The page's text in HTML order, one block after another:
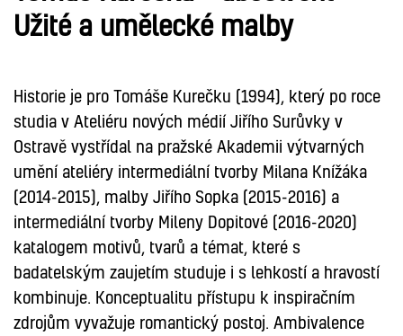
Užité a umělecké malby
Historie je pro Tomáše Kurečku (1994), který po roce
studia v Ateliéru nových médií Jiřího Surůvky v
Ostravě vystřídal na pražské Akademii výtvarných
umění ateliéry intermediální tvorby Milana Knížáka
(2014-2015), malby Jiřího Sopka (2015-2016) a
intermediální tvorby Mileny Dopitové (2016-2020)
katalogem motivů, tvarů a témat, které s
badatelským zaujetím studuje i s lehkostí a hravostí
kombinuje. Konceptualitu přístupu k inspiračním
zdrojům vyvažuje romantický postoj. Ambivalence